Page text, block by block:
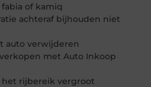
fabia of kamiq
achteraf bijhouden niet
auto verwijderen
met Auto Inkoop
het rijbereik vergroot